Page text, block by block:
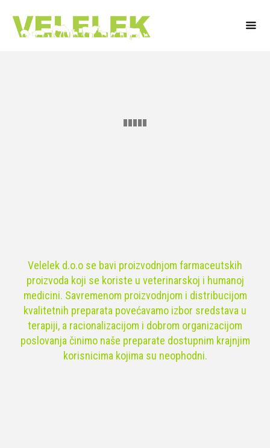
Velelek d.o.o se bavi proizvodnjom farmaceutskih
proizvoda koji se koriste u veterinarskoj i humanoj
medicini. Savremenom proizvodnjom i distribucijom
kvalitetnih preparata povećavamo izbor sredstava u
terapiji, a racionalizacijom i dobrom organizacijom
poslovanja činimo naše preparate dostupnim krajnjim
korisnicima kojima su neophodni.